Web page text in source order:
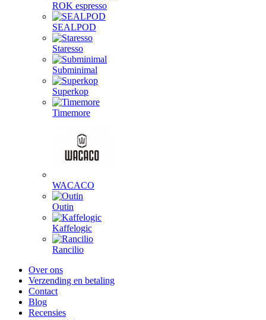
ROK espresso
SEALPOD
Staresso
Subminimal
Superkop
Timemore
WACACO
Outin
Kaffelogic
Rancilio
Over ons
Verzending en betaling
Contact
Blog
Recensies